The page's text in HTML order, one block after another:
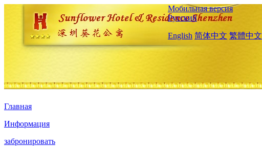
Мобильная версия
Русский
English 简体中文 繁體中文
Главная
Информация
забронировать